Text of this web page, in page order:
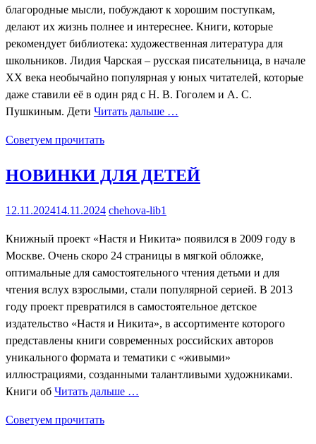
благородные мысли, побуждают к хорошим поступкам,
делают их жизнь полнее и интереснее. Книги, которые
рекомендует библиотека: художественная литература для
школьников. Лидия Чарская – русская писательница, в начале
XX века необычайно популярная у юных читателей, которые
даже ставили её в один ряд с Н. В. Гоголем и А. С.
Пушкиным. Дети Читать дальше …
Советуем прочитать
НОВИНКИ ДЛЯ ДЕТЕЙ
12.11.202414.11.2024 chehova-lib1
Книжный проект «Настя и Никита» появился в 2009 году в
Москве. Очень скоро 24 страницы в мягкой обложке,
оптимальные для самостоятельного чтения детьми и для
чтения вслух взрослыми, стали популярной серией. В 2013
году проект превратился в самостоятельное детское
издательство «Настя и Никита», в ассортименте которого
представлены книги современных российских авторов
уникального формата и тематики с «живыми»
иллюстрациями, созданными талантливыми художниками.
Книги об Читать дальше …
Советуем прочитать